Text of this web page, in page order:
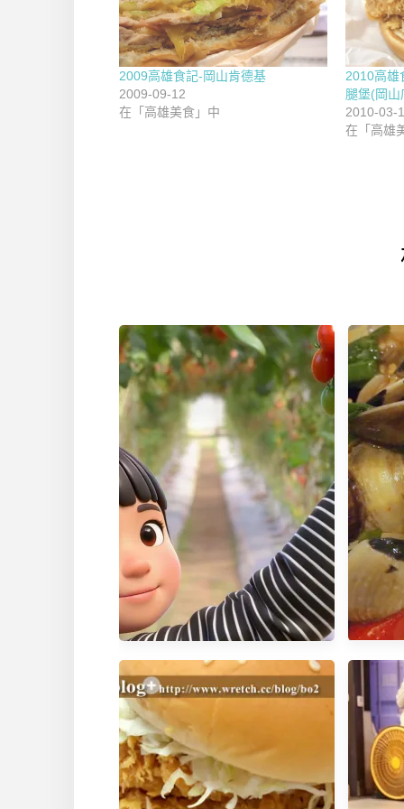
2009高雄食記-岡山肯德基
2009-09-12
在「高雄美食」中
2010高雄
腿堡(岡山
2010-03-
在「高雄
高雄。美濃》河堤番茄農場：親
手採摘新鮮番茄的樂趣
高雄.